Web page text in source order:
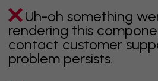
Uh-oh something
rendering this
contact customer
problem persists.